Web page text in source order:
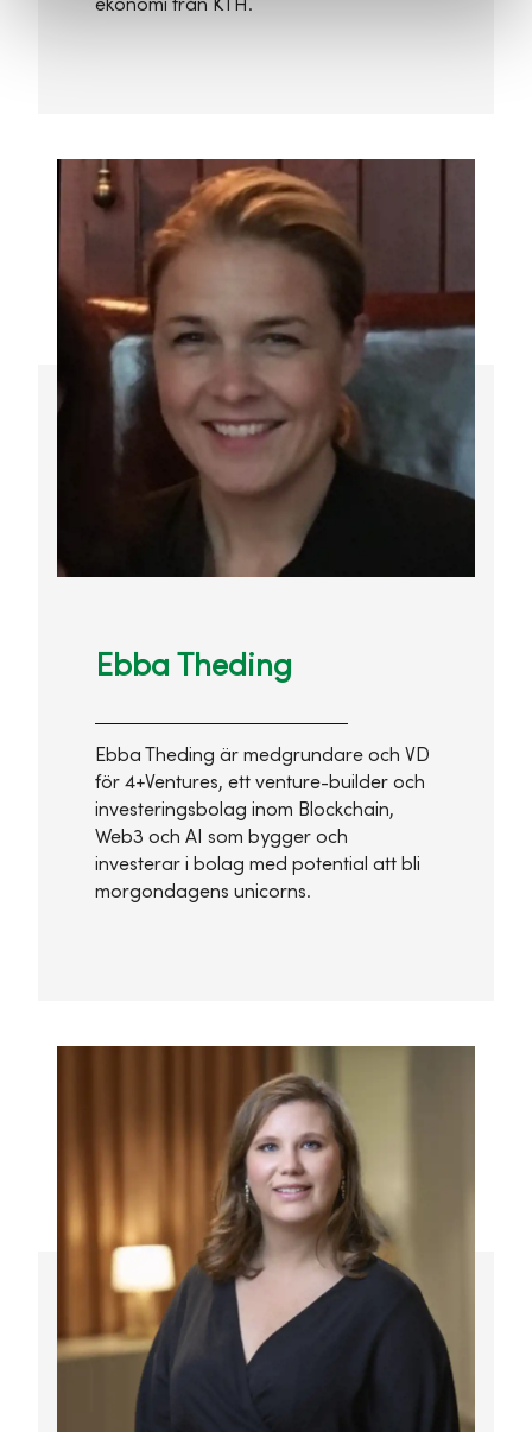
Ebba Theding
Ebba Theding är medgrundare och VD
för 4+Ventures, ett venture-builder och
investeringsbolag inom Blockchain,
Web3 och AI som bygger och
investerar i bolag med potential att bli
morgondagens unicorns.